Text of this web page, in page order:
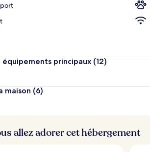
équipements principaux (12)
maison (6)
allez adorer cet hébergement